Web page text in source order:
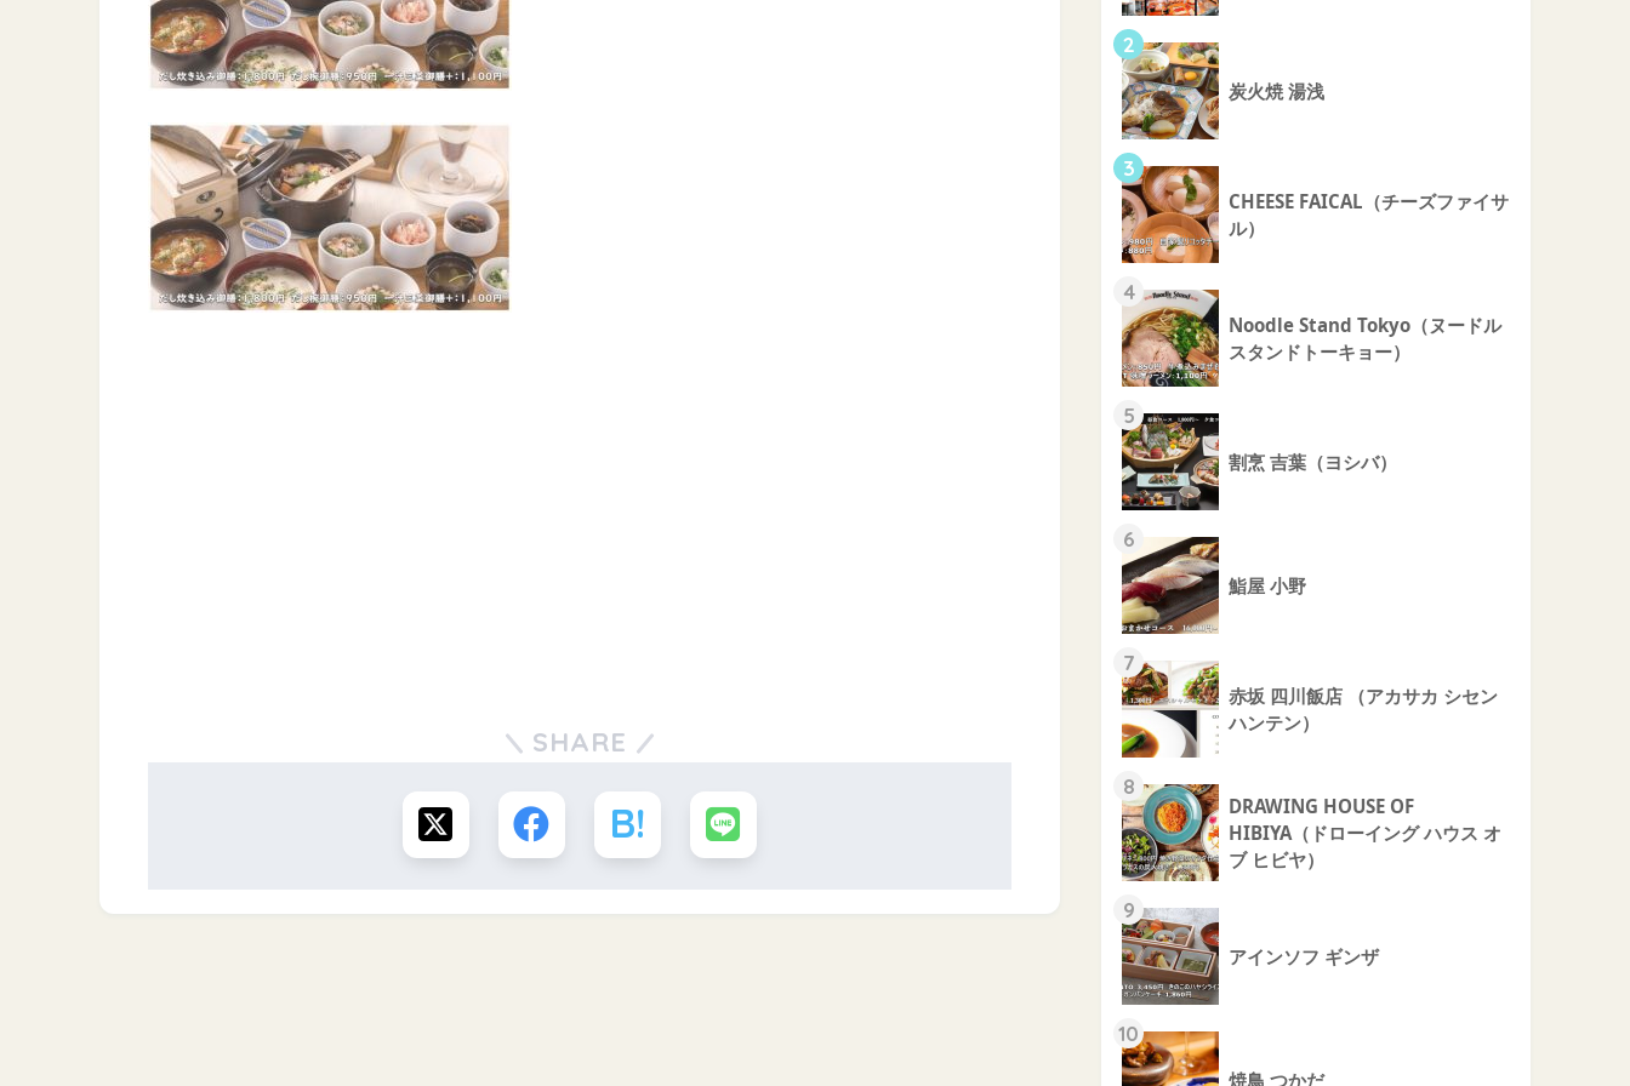
SHARE
2
炭火焼 湯浅
3
CHEESE FAICAL（チーズファイサ
ル）
4
Noodle Stand Tokyo（ヌードル
スタンドトーキョー）
5
割烹 吉葉（ヨシバ）
6
鮨屋 小野
7
赤坂 四川飯店 （アカサカ シセン
ハンテン）
8
DRAWING HOUSE OF
HIBIYA（ドローイング ハウス オ
ブ ヒビヤ）
9
アインソフ ギンザ
10
焼鳥 つかだ